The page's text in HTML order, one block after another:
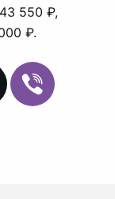
550 ₽,
₽.